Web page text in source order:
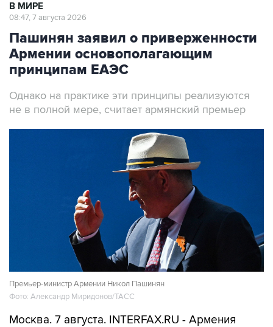
В МИРЕ
08:47, 7 августа 2026
Пашинян заявил о приверженности
Армении основополагающим
принципам ЕАЭС
Однако на практике эти принципы реализуются
не в полной мере, считает армянский премьер
Премьер-министр Армении Никол Пашинян
Фото: Александр Миридонов/ТАСС
Москва. 7 августа. INTERFAX.RU - Армения